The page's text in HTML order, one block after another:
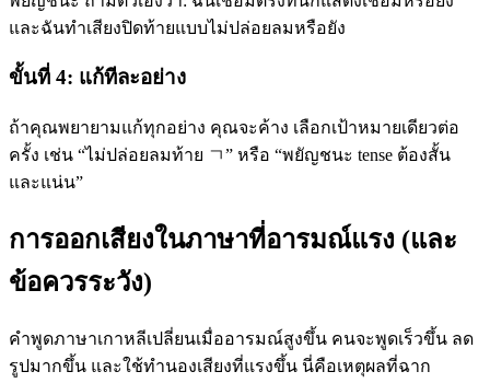
และฉันทำเสียงปิดท้ายแบบไม่ปล่อยลมหรือยัง
ขั้นที่ 4: แก้ทีละอย่าง
ถ้าคุณพยายามแก้ทุกอย่าง คุณจะค้าง เลือกเป้าหมายเดียวต่อ
ครั้ง เช่น “ไม่ปล่อยลมท้าย ㄱ” หรือ “พยัญชนะ tense ต้องสั้น
และแน่น”
การออกเสียงในภาษาที่อารมณ์แรง (และ
ข้อควรระวัง)
คำพูดภาษาเกาหลีเปลี่ยนเมื่ออารมณ์สูงขึ้น คนจะพูดเร็วขึ้น ลด
รูปมากขึ้น และใช้ทำนองเสียงที่แรงขึ้น นี่คือเหตุผลที่ฉาก